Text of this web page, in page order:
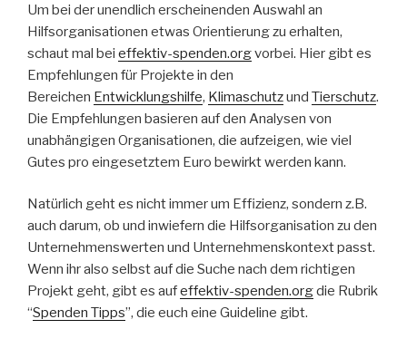
Um bei der unendlich erscheinenden Auswahl an
Hilfsorganisationen etwas Orientierung zu erhalten,
schaut mal bei effektiv-spenden.orgvorbei. Hier gibt es
Empfehlungen für Projekte in den
Bereichen Entwicklungshilfe, Klimaschutzund Tierschutz.
Die Empfehlungen basieren auf den Analysen von
unabhängigen Organisationen, die aufzeigen, wie viel
Gutes pro eingesetztem Euro bewirkt werden kann.
Natürlich geht es nicht immer um Effizienz, sondern z.B.
auch darum, ob und inwiefern die Hilfsorganisation zu den
Unternehmenswerten und Unternehmenskontext passt.
Wenn ihr also selbst auf die Suche nach dem richtigen
Projekt geht, gibt es aufeffektiv-spenden.orgdie Rubrik
“Spenden Tipps”, die euch eine Guideline gibt.